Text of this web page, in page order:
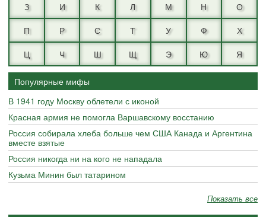
З
И К Л М Н
О
П
Р С Т У Ф
Х
Ц
Ч Ш Щ Э Ю Я
Популярные мифы
В 1941 году Москву облетели с иконой
Красная армия не помогла Варшавскому восстанию
Россия собирала хлеба больше чем США Канада и Аргентина
вместе взятые
Россия никогда ни на кого не нападала
Кузьма Минин был татарином
Показать все